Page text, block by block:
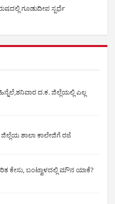
ಗೂಡುದೀಪ ಸ್ಪರ್ಧೆ
ದ.ಕ. ಜಿಲ್ಲೆಯಲ್ಲಿ ಎಲ್ಲ
ಶಾಲಾ ಕಾಲೇಜಿಗೆ ರಜೆ
ಕೇಸು, ಬಂಟ್ವಾಳದಲ್ಲಿ ಮೌನ ಯಾಕೆ?